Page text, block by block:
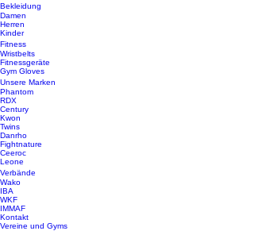
Bekleidung
Damen
Herren
Kinder
Fitness
Wristbelts
Fitnessgeräte
Gym Gloves
Unsere Marken
Phantom
RDX
Century
Kwon
Twins
Danrho
Fightnature
Ceeroc
Leone
Verbände
Wako
IBA
WKF
IMMAF
Kontakt
Vereine und Gyms